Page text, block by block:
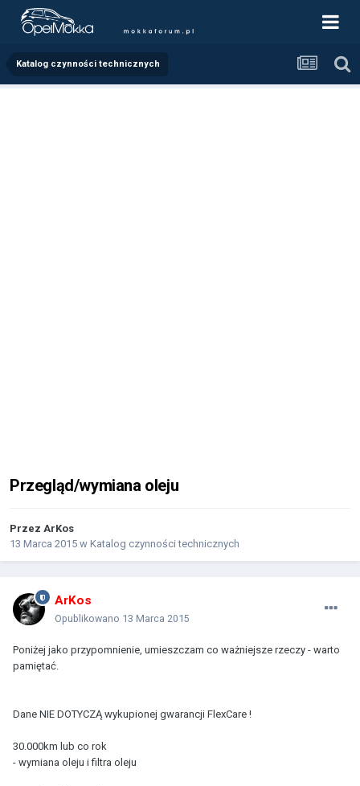
Katalog czynności technicznych
Przegląd/wymiana oleju
Przez ArKos
13 Marca 2015 w Katalog czynności technicznych
ArKos
Opublikowano 13 Marca 2015
Poniżej jako przypomnienie, umieszczam co ważniejsze rzeczy - warto
pamiętać.
Dane NIE DOTYCZĄ wykupionej gwarancji FlexCare !
30.000km lub co rok
- wymiana oleju i filtra oleju